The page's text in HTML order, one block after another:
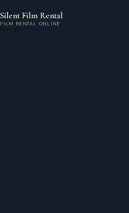
Silent Film Rental
FILM RENTAL ONLINE